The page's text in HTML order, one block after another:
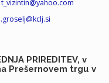
t_vizintin@yahoo.com
PRIREDITEV, v
Prešernovem trgu v